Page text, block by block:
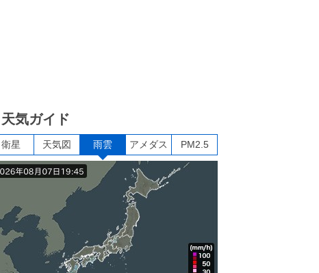
天気ガイド
衛星 天気図 雨雲 アメダス PM2.5